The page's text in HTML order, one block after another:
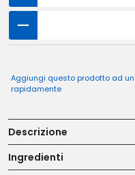
Aggiungi questo prodotto ad
rapidamente
Descrizione
Ingredienti